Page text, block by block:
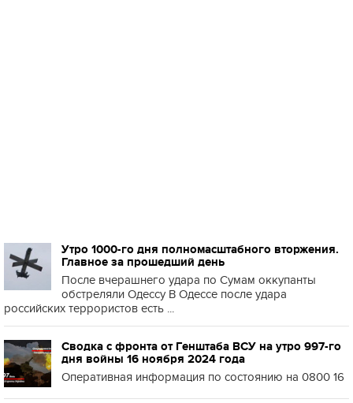
Утро 1000-го дня полномасштабного вторжения.
Главное за прошедший день
После вчерашнего удара по Сумам оккупанты
обстреляли Одессу В Одессе после удара
российских террористов есть ...
Сводка с фронта от Генштаба ВСУ на утро 997-го
дня войны 16 ноября 2024 года
Оперативная информация по состоянию на 0800 16